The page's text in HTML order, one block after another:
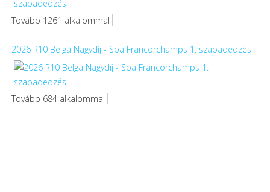
Tovább 1261 alkalommal
2026 R10 Belga Nagydíj - Spa Francorchamps 1. szabadedzés
Tovább 684 alkalommal